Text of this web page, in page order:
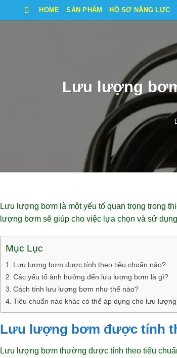
HOME SẢN PHẨM HỒ SƠ NĂNG LỰC
Lưu lượng
Lưu lượng bơm là một yếu tố quan trọng trong
lượng bơm sẽ giúp cho việc lựa chọn và sử
Mục Lục
Lưu lượng bơm được tính theo tiêu chuẩn nào?
Các yếu tố ảnh hưởng đến lưu lượng bơm là gì?
Cách tính lưu lượng bơm như thế nào?
Tiêu chuẩn nào khác có thể áp dụng cho lưu
Lưu lượng bơm được tính
Lưu lượng bơm thường được tính theo tiêu